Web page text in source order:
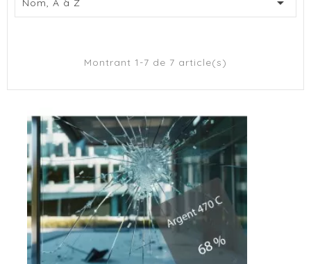
Nom, A à Z
Montrant 1-7 de 7 article(s)